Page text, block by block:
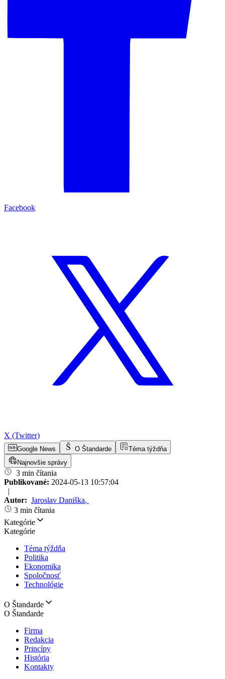
Facebook
X (Twitter)
Google News O Štandarde
Téma týždňa
Najnovšie správy
3 min čítania
Publikované: 2024-05-13 10:57:04
|
Autor: Jaroslav Daniška,
3 min čítania
Kategórie
Kategórie
Téma týždňa
Politika
Ekonomika
Spoločnosť
Technológie
O Štandarde
O Štandarde
Firma
Redakcia
Princípy
História
Kontakty